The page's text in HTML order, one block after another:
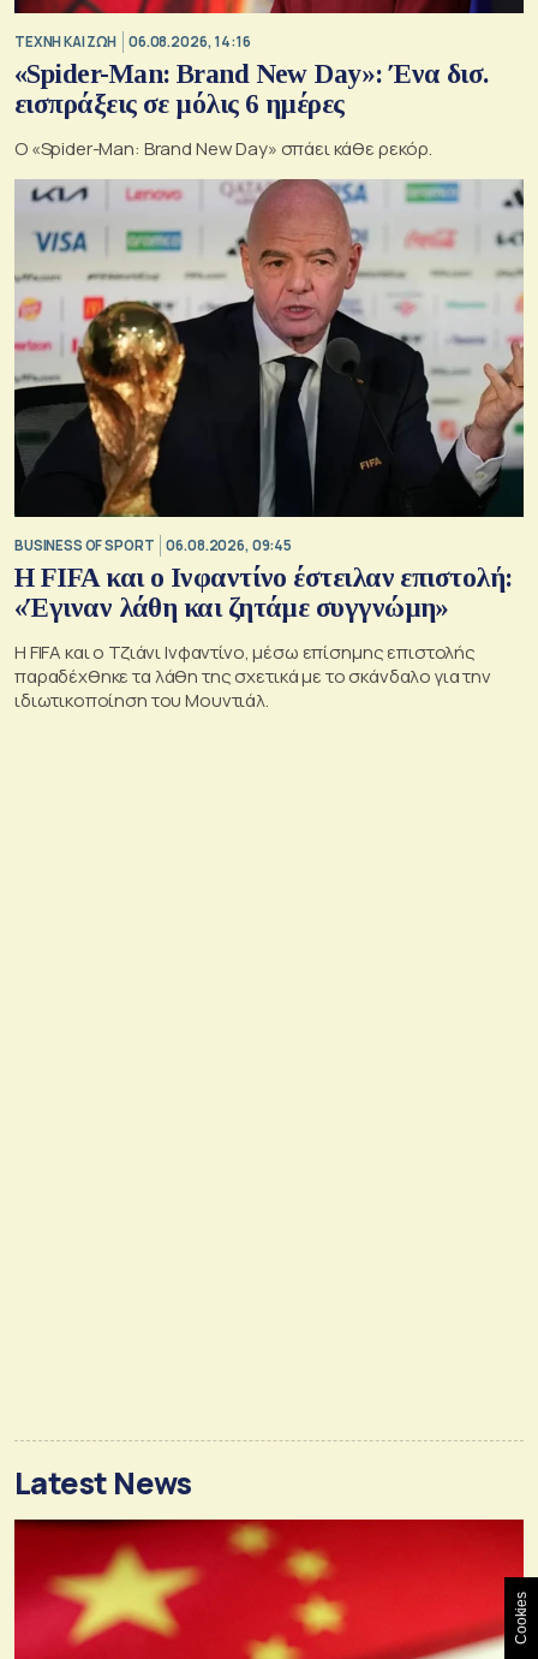
TΕΧΝΗ ΚΑΙ ΖΩΗ 06.08.2026, 14:16
«Spider-Man: Brand New Day»: Ένα δισ.
εισπράξεις σε μόλις 6 ημέρες
Ο «Spider-Man: Brand New Day» σπάει κάθε ρεκόρ.
BUSINESS OF SPORT 06.08.2026, 09:45
Η FIFA και ο Ινφαντίνο έστειλαν επιστολή:
«Έγιναν λάθη και ζητάμε συγγνώμη»
Η FIFA και ο Τζιάνι Ινφαντίνο, μέσω επίσημης επιστολής
παραδέχθηκε τα λάθη της σχετικά με το σκάνδαλο για την
ιδιωτικοποίηση του Μουντιάλ.
Latest News
Cookies